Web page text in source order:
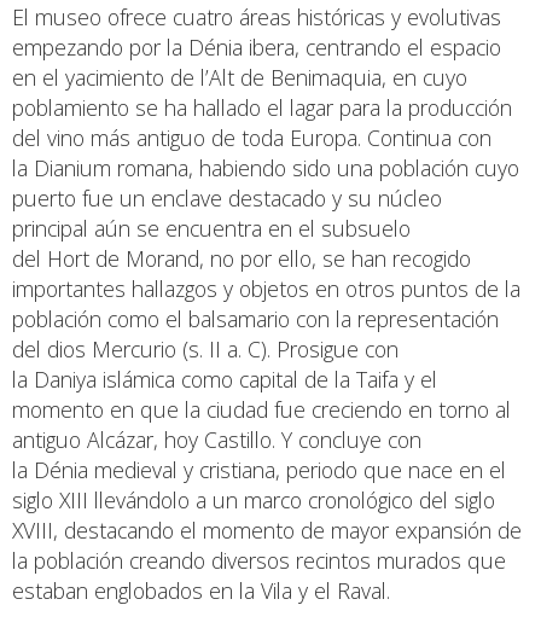
El museo ofrece cuatro áreas históricas y evolutivas
empezando por la Dénia ibera, centrando el espacio
en el yacimiento de l’Alt de Benimaquia, en cuyo
poblamiento se ha hallado el lagar para la producción
del vino más antiguo de toda Europa. Continua con
la Dianium romana, habiendo sido una población cuyo
puerto fue un enclave destacado y su núcleo
principal aún se encuentra en el subsuelo
del Hort de Morand, no por ello, se han recogido
importantes hallazgos y objetos en otros puntos de la
población como el balsamario con la representación
del dios Mercurio (s. II a. C). Prosigue con
la Daniya islámica como capital de la Taifa y el
momento en que la ciudad fue creciendo en torno al
antiguo Alcázar, hoy Castillo. Y concluye con
la Dénia medieval y cristiana, periodo que nace en el
siglo XIII llevándolo a un marco cronológico del siglo
XVIII, destacando el momento de mayor expansión de
la población creando diversos recintos murados que
estaban englobados en la Vila y el Raval.